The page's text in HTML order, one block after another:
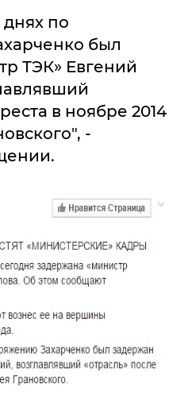
по
был
ТЭК» Евгений
в ноябре 2014
-